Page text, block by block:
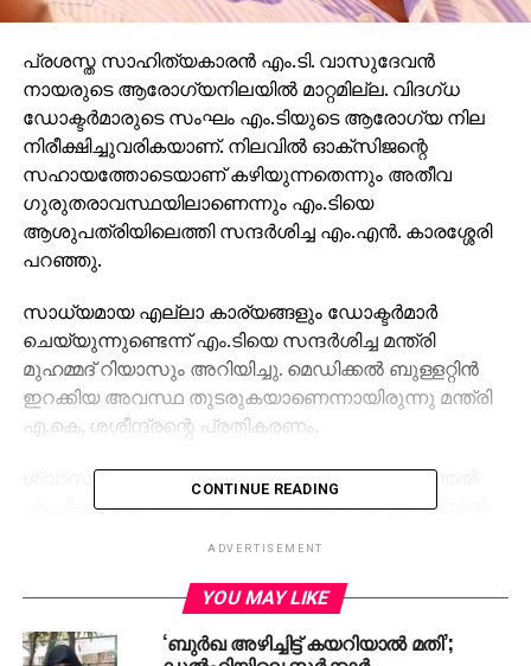
പ്രശസ്ത സാഹിത്യകാരൻ എം.ടി. വാസുദേവൻ
നായരുടെ ആരോഗ്യനിലയിൽ മാറ്റമില്ല. വിദഗ്ധ
ഡോക്ടർമാരുടെ സംഘം എം.ടിയുടെ ആരോഗ്യ നില
നിരീക്ഷിച്ചുവരികയാണ്. നിലവിൽ ഓക്സിജന്റെ
സഹായത്തോടെയാണ് കഴിയുന്നതെന്നും അതീവ
ഗുരുതരാവസ്ഥയിലാണെന്നും എം.ടിയെ
ആശുപത്രിയിലെത്തി സന്ദർശിച്ച എം.എൻ. കാരശ്ശേരി
പറഞ്ഞു.
സാധ്യമായ എല്ലാ കാര്യങ്ങളും ഡോക്ടർമാർ
ചെയ്യുന്നുണ്ടെന്ന് എം.ടിയെ സന്ദർശിച്ച മന്ത്രി
മുഹമ്മദ് റിയാസും അറിയിച്ചു. മെഡിക്കൽ ബുള്ളറ്റിൻ
ഇറക്കിയ അവസ്ഥ തുടരുകയാണെന്നായിരുന്നു മന്ത്രി
എ.കെ. ശശീന്ദ്രന്റെ പ്രതികരണം.
ശ്വാസ തടസ്സത്തെ തുടർന്നാണ് 15ാം തീയതി മുതൽ
എം.ടിയെ കോഴിക്കോട്ടെ സ്വകാര്യ ആശുപത്രിയിൽ
വിഭാഗത്തിലേക്ക് മാറ്റിയത്.
പ്രിയസാഹിത്യകാരന്റെ ആരോഗ്യത്തിനായി
CONTINUE READING
ADVERTISEMENT
YOU MAY LIKE
‘ബുർഖ അഴിച്ചിട്ട് കയറിയാൽ‍ മതി’;